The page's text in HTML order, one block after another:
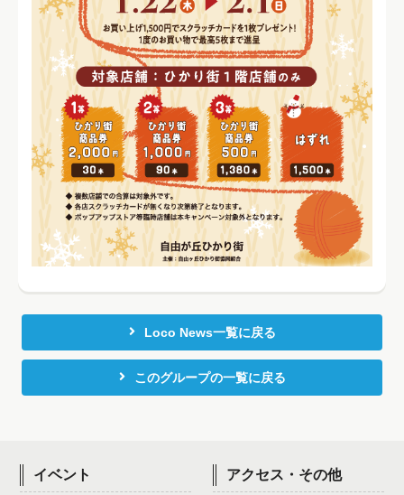
Loco News一覧に戻る
このグループの一覧に戻る
イベント アクセス・その他